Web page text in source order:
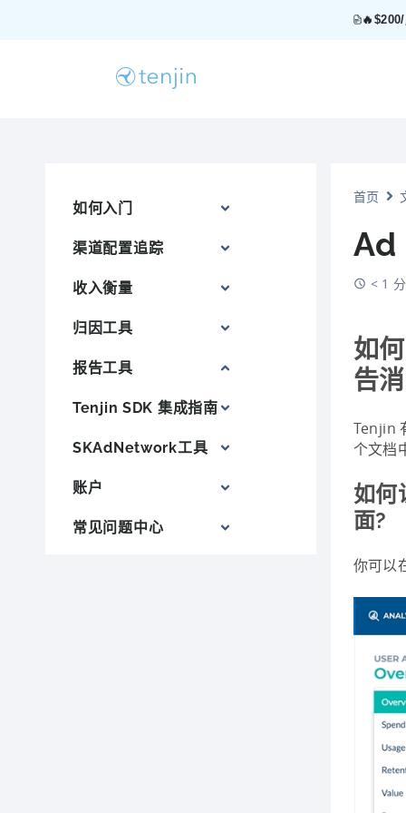
如何入门
渠道配置追踪
收入衡量
归因工具
报告工具
Tenjin SDK 集成指南
SKAdNetwork工具
账户
常见问题中心
首页
Ad
< 1
如
告
Tenjin
个文档
如
面?
你可以